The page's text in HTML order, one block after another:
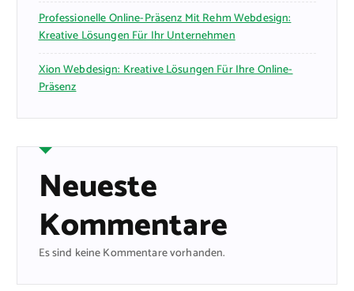
Professionelle Online-Präsenz Mit Rehm Webdesign:
Kreative Lösungen Für Ihr Unternehmen
Xion Webdesign: Kreative Lösungen Für Ihre Online-
Präsenz
Neueste
Kommentare
Es sind keine Kommentare vorhanden.